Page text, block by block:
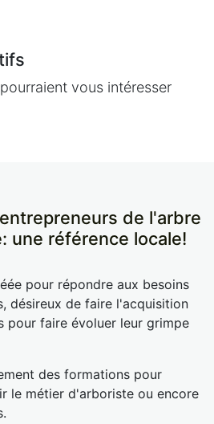
vous intéresser
de l'arbre
une référence locale!
pour répondre aux besoins
désireux de faire l'acquisition
pour faire évoluer leur grimpe
des formations pour
le métier d'arboriste ou encore